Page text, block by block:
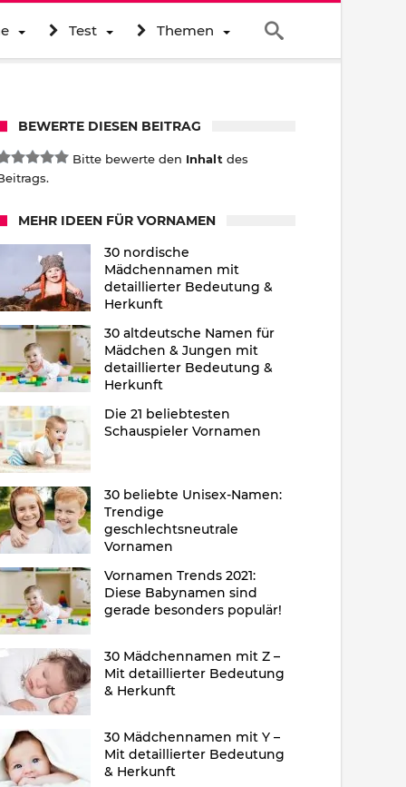
Test Themen
BEWERTE DIESEN BEITRAG
Bitte bewerte den Inhalt des
MEHR IDEEN FÜR VORNAMEN
30 nordische
Mädchennamen mit
detaillierter Bedeutung &
Herkunft
30 altdeutsche Namen für
Mädchen & Jungen mit
detaillierter Bedeutung &
Herkunft
Die 21 beliebtesten
Schauspieler Vornamen
30 beliebte Unisex-Namen:
Trendige
geschlechtsneutrale
Vornamen
Vornamen Trends 2021:
Diese Babynamen sind
gerade besonders populär!
30 Mädchennamen mit Z –
Mit detaillierter Bedeutung
& Herkunft
30 Mädchennamen mit Y –
Mit detaillierter Bedeutung
& Herkunft